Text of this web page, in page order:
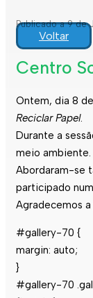
Publicado a 9 de
Voltar
Centro
Ontem, dia 8
Reciclar Papel.
Durante a
meio ambiente.
Abordaram-se
participado
Agradecemos
#gallery-70 {
margin: auto;
}
#gallery-70